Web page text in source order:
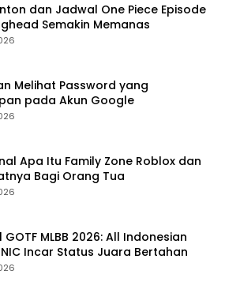
dan Jadwal One Piece Episode
Semakin Memanas
Melihat Password yang
pada Akun Google
Apa Itu Family Zone Roblox dan
Bagi Orang Tua
MLBB 2026: All Indonesian
Incar Status Juara Bertahan